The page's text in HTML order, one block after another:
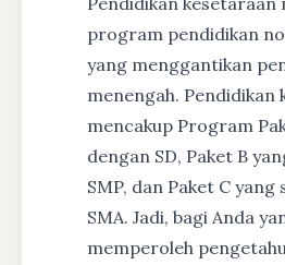
program pendidikan
yang menggantikan
menengah. Pendidikan
mencakup Program
dengan SD, Paket B
SMP, dan Paket C
SMA. Jadi, bagi Anda
memperoleh